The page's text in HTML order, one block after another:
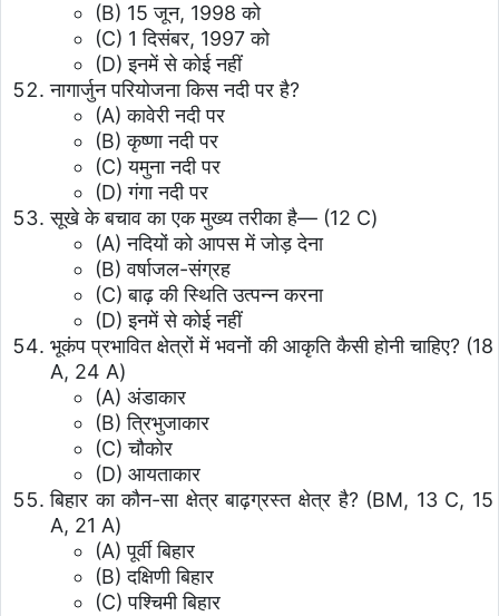
(B) 15 जून, 1998 को
(C) 1 दिसंबर, 1997 को
(D) इनमें से कोई नहीं
नागार्जुन परियोजना किस नदी पर है?
(A) कावेरी नदी पर
(B) कृष्णा नदी पर
(C) यमुना नदी पर
(D) गंगा नदी पर
सूखे के बचाव का एक मुख्य तरीका है— (12 C)
(A) नदियों को आपस में जोड़ देना
(B) वर्षाजल-संग्रह
(C) बाढ़ की स्थिति उत्पन्न करना
(D) इनमें से कोई नहीं
भूकंप प्रभावित क्षेत्रों में भवनों की आकृति कैसी होनी चाहिए? (18
A, 24 A)
(A) अंडाकार
(B) त्रिभुजाकार
(C) चौकोर
(D) आयताकार
बिहार का कौन-सा क्षेत्र बाढ़ग्रस्त क्षेत्र है? (BM, 13 C, 15
A, 21 A)
(A) पूर्वी बिहार
(B) दक्षिणी बिहार
(C) पश्चिमी बिहार